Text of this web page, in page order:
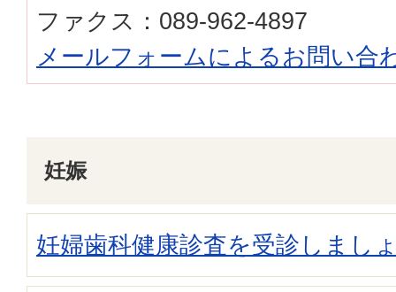
ファクス：089-962-4897
メールフォームによるお問い合
妊娠
妊婦歯科健康診査を受診しまし